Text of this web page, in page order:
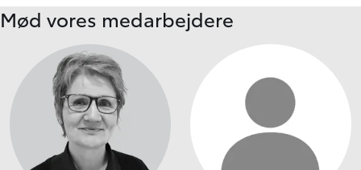
Mød vores medarbejdere